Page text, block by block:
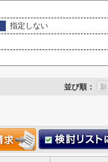
指定しない
並び順：